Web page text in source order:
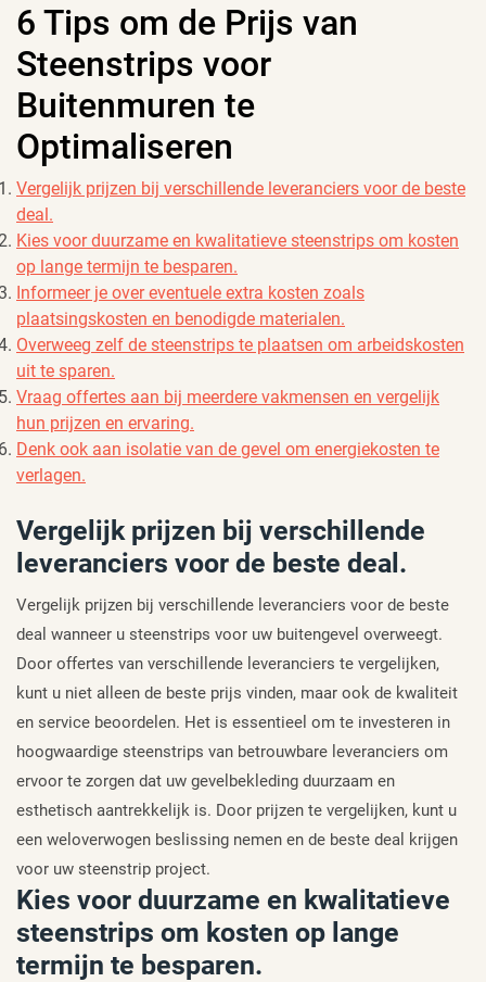
6 Tips om de Prijs van
Steenstrips voor
Buitenmuren te
Optimaliseren
Vergelijk prijzen bij verschillende leveranciers voor de beste
deal.
Kies voor duurzame en kwalitatieve steenstrips om kosten
op lange termijn te besparen.
Informeer je over eventuele extra kosten zoals
plaatsingskosten en benodigde materialen.
Overweeg zelf de steenstrips te plaatsen om arbeidskosten
uit te sparen.
Vraag offertes aan bij meerdere vakmensen en vergelijk
hun prijzen en ervaring.
Denk ook aan isolatie van de gevel om energiekosten te
verlagen.
Vergelijk prijzen bij verschillende
leveranciers voor de beste deal.
Vergelijk prijzen bij verschillende leveranciers voor de beste
deal wanneer u steenstrips voor uw buitengevel overweegt.
Door offertes van verschillende leveranciers te vergelijken,
kunt u niet alleen de beste prijs vinden, maar ook de kwaliteit
en service beoordelen. Het is essentieel om te investeren in
hoogwaardige steenstrips van betrouwbare leveranciers om
ervoor te zorgen dat uw gevelbekleding duurzaam en
esthetisch aantrekkelijk is. Door prijzen te vergelijken, kunt u
een weloverwogen beslissing nemen en de beste deal krijgen
voor uw steenstrip project.
Kies voor duurzame en kwalitatieve
steenstrips om kosten op lange
termijn te besparen.